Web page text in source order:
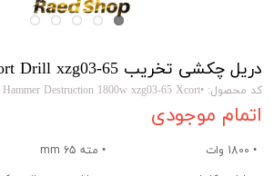
دریل چکشی تخریب Xcort Drill xzg03-65
کد محصول: •Hammer Destruction 1800w xzg03-65 Xcort
اتمام موجودی
• 1800 وات
• مته 65 mm